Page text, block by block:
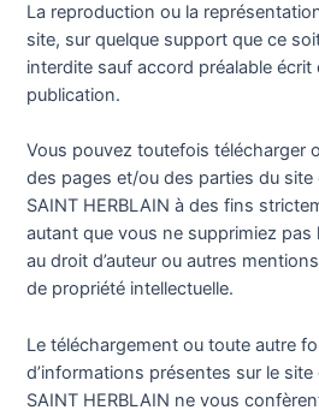
La reproduction ou la
site, sur quelque support que ce
interdite sauf accord préalable écrit
publication.
Vous pouvez toutefois télécharger
des pages et/ou des parties du site
SAINT HERBLAIN à des fins
autant que vous ne supprimiez pas
au droit d’auteur ou autres
de propriété intellectuelle.
Le téléchargement ou toute autre
d’informations présentes sur le site
SAINT HERBLAIN ne vous